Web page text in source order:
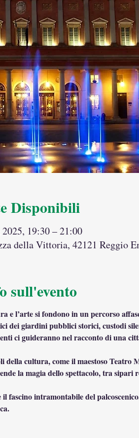
Disponibili
19:30 – 21:00
della Vittoria, 42121 Reggio
sull'evento
e l’arte si fondono in un percorso
dei giardini pubblici storici, custodi
ci guideranno nel racconto di una
della cultura, come il maestoso Teatro
la magia dello spettacolo, tra sipari
fascino intramontabile del